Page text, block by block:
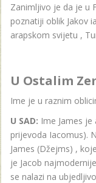
Zanimljivo je da je u
poznatiji oblik Jakov
arapskom svijetu ,
U Ostalim
Ime je u raznim
U SAD: Ime James
prijevoda Iacomus).
James (Džejms) ,
je Jacob
se nalazi na